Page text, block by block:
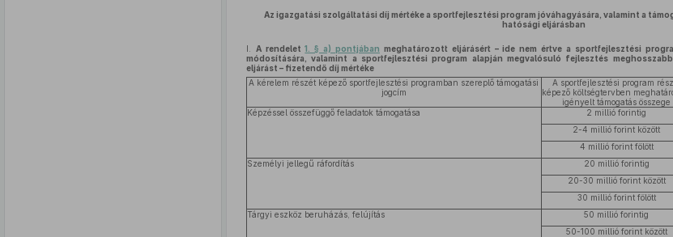
Az igazgatási szolgáltatási díj mértéke a sportfejlesztési program jóváhagyására, valamint a
hatósági eljárásban
I. A rendelet1. § a) pontjában meghatározott eljárásért – ide nem értve a sportfejlesztési
módosítására, valamint a sportfejlesztési program alapján megvalósuló fejlesztés
eljárást – fizetendő díj mértéke
A kérelem részét képező sportfejlesztési programban szereplő támogatási
jogcím
A sportfejlesztési program
képező költségtervben
igényelt támogatás összege
Képzéssel összefüggő feladatok támogatása 2 millió forintig
2-4 millió forint között
4 millió forint fölött
Személyi jellegű ráfordítás
20 millió forintig
20-30 millió forint között
30 millió forint fölött
Tárgyi eszköz beruházás, felújítás
50 millió forintig
50-100 millió forint között